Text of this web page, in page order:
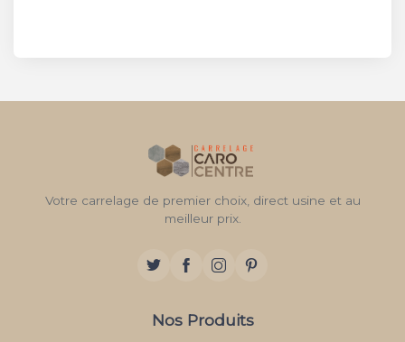
Votre carrelage de premier choix, direct usine et au
meilleur prix.
Nos Produits